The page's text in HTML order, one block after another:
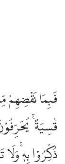
فَبِمَا نَقْضِهِمْ
قٰسِيَةً
ذُكِّرُوْا بِهٖۚ